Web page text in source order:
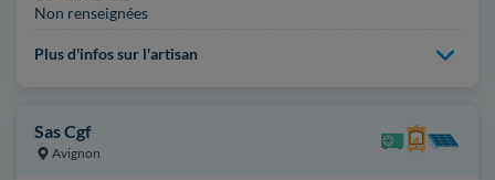
Non renseignées
Plus d'infos sur l'artisan
Sas Cgf
Avignon